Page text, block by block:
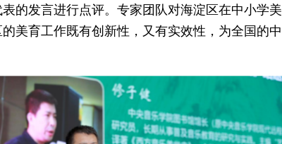
的发言进行点评。专家团队对海淀区在中小学美
美育工作既有创新性，又有实效性，为全国的中